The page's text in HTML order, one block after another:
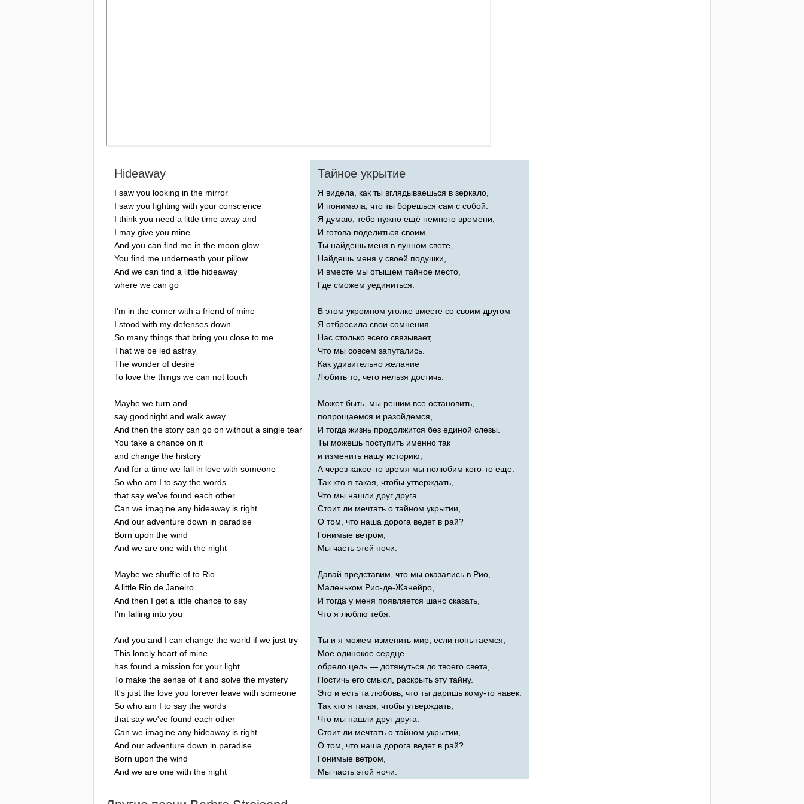
Hideaway
I saw you looking in the mirror
I saw you fighting with your conscience
I think you need a little time away and
I may give you mine
And you can find me in the moon glow
You find me underneath your pillow
And we can find a little hideaway
where we can go
I'm in the corner with a friend of mine
I stood with my defenses down
So many things that bring you close to me
That we be led astray
The wonder of desire
To love the things we can not touch
Maybe we turn and
say goodnight and walk away
And then the story can go on without a single tear
You take a chance on it
and change the history
And for a time we fall in love with someone
So who am I to say the words
that say we've found each other
Can we imagine any hideaway is right
And our adventure down in paradise
Born upon the wind
And we are one with the night
Maybe we shuffle of to Rio
A little Rio de Janeiro
And then I get a little chance to say
I'm falling into you
And you and I can change the world if we just try
This lonely heart of mine
has found a mission for your light
To make the sense of it and solve the mystery
It's just the love you forever leave with someone
So who am I to say the words
that say we've found each other
Can we imagine any hideaway is right
And our adventure down in paradise
Born upon the wind
And we are one with the night
Тайное укрытие
Я видела, как ты вглядываешься в зеркало,
И понимала, что ты борешься сам с собой.
Я думаю, тебе нужно ещё немного времени,
И готова поделиться своим.
Ты найдешь меня в лунном свете,
Найдешь меня у своей подушки,
И вместе мы отыщем тайное место,
Где сможем уединиться.
В этом укромном уголке вместе со своим другом
Я отбросила свои сомнения.
Нас столько всего связывает,
Что мы совсем запутались.
Как удивительно желание
Любить то, чего нельзя достичь.
Может быть, мы решим все остановить,
попрощаемся и разойдемся,
И тогда жизнь продолжится без единой слезы.
Ты можешь поступить именно так
и изменить нашу историю,
А через какое-то время мы полюбим кого-то еще.
Так кто я такая, чтобы утверждать,
Что мы нашли друг друга.
Стоит ли мечтать о тайном укрытии,
О том, что наша дорога ведет в рай?
Гонимые ветром,
Мы часть этой ночи.
Давай представим, что мы оказались в Рио,
Маленьком Рио-де-Жанейро,
И тогда у меня появляется шанс сказать,
Что я люблю тебя.
Ты и я можем изменить мир, если попытаемся,
Мое одинокое сердце
обрело цель — дотянуться до твоего света,
Постичь его смысл, раскрыть эту тайну.
Это и есть та любовь, что ты даришь кому-то навек.
Так кто я такая, чтобы утверждать,
Что мы нашли друг друга.
Стоит ли мечтать о тайном укрытии,
О том, что наша дорога ведет в рай?
Гонимые ветром,
Мы часть этой ночи.